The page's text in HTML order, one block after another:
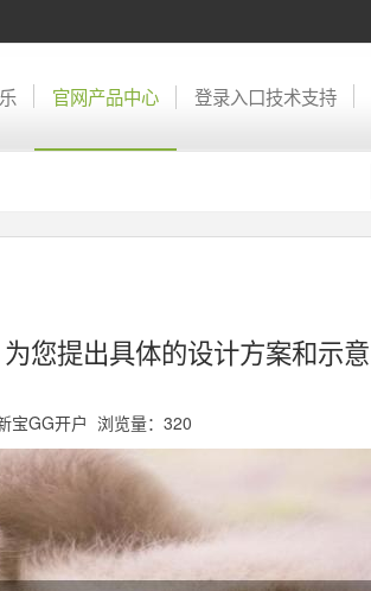
官网产品中心 登录入口技术支持
您提出具体的设计方案和示意
GG开户 浏览量： 320